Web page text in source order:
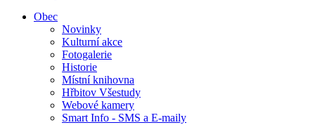
Obec
Novinky
Kulturní akce
Fotogalerie
Historie
Místní knihovna
Hřbitov Všestudy
Webové kamery
Smart Info - SMS a E-maily